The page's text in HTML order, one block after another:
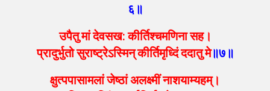
६॥
उपैतु मां देवसख: कीर्तिश्चमणिना सह।
प्रादुर्भुतो सुराष्ट्रेऽस्मिन् कीर्तिमृध्दिं ददातु मे॥७॥
क्षुत्पपासामलां जेष्ठां अलक्ष्मीं नाशयाम्यहम्।